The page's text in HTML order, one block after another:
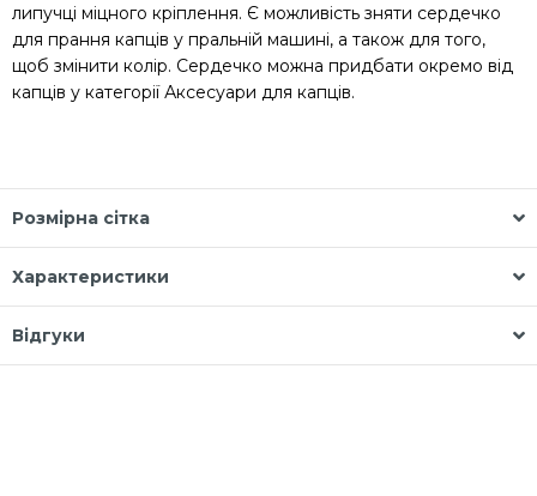
липучці міцного кріплення. Є можливість зняти сердечко
для прання капців у пральній машині, а також для того,
щоб змінити колір. Сердечко можна придбати окремо від
капців у категоріїАксесуари для капців.
Розмірна сітка
Характеристики
Відгуки